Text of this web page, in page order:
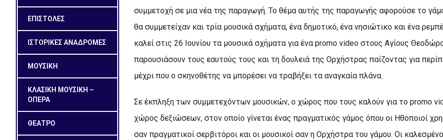
ΕΠΙΣΤΟΛΕΣ
ΙΣΤΟΡΙΚΕΣ ΑΝΑΔΡΟΜΕΣ
ΜΟΥΣΙΚΗ
ΚΛΑΣΙΚΗ ΜΟΥΣΙΚΗ –
ΟΠΕΡΑ
ΘΕΑΤΡΟ
συμμετοχή σε μια νέα της παραγωγή. Το θέμα αυτής της παραγωγής αφορούσε το
θα συμμετείχαν και τρία μουσικά σχήματα, ένα δημοτικό, ένα νησιώτικο και ένα
καλεί στις 26 Ιουνίου τα μουσικά σχήματα για ένα promo video στους Αγίους
παρουσιάσουν τους εαυτούς τους και τη δουλειά της Ορχήστρας παίζοντας για
μέχρι που ο σκηνοθέτης να μπορέσει να τραβήξει τα αναγκαία πλάνα.
Σε έκπληξη των συμμετεχόντων μουσικών, ο χώρος που τους καλούν για το promo
χώρος δεξιώσεων, στον οποίο γίνεται ένας πραγματικός γάμος όπου οι Ηθοποιοί
σαν πραγματικοί σερβιτόροι και οι μουσικοί σαν η Ορχήστρα του γάμου. Οι